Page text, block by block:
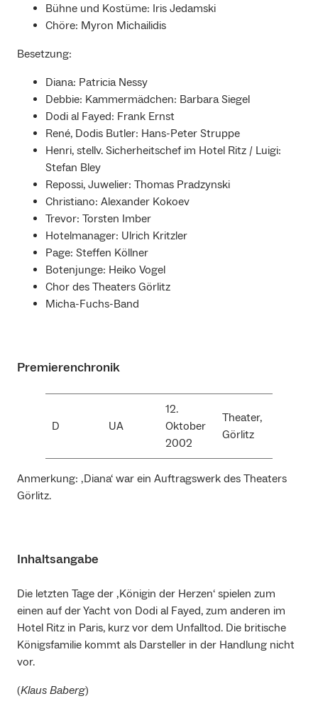
Bühne und Kostüme: Iris Jedamski
Chöre: Myron Michailidis
Besetzung:
Diana: Patricia Nessy
Debbie: Kammermädchen: Barbara Siegel
Dodi al Fayed: Frank Ernst
René, Dodis Butler: Hans-Peter Struppe
Henri, stellv. Sicherheitschef im Hotel Ritz / Luigi:
Stefan Bley
Repossi, Juwelier: Thomas Pradzynski
Christiano: Alexander Kokoev
Trevor: Torsten Imber
Hotelmanager: Ulrich Kritzler
Page: Steffen Köllner
Botenjunge: Heiko Vogel
Chor des Theaters Görlitz
Micha-Fuchs-Band
Premierenchronik
D UA
12.
Oktober
2002
Theater,
Görlitz
Anmerkung: ‚Diana‘ war ein Auftragswerk des Theaters
Görlitz.
Inhaltsangabe
Die letzten Tage der ‚Königin der Herzen‘ spielen zum
einen auf der Yacht von Dodi al Fayed, zum anderen im
Hotel Ritz in Paris, kurz vor dem Unfalltod. Die britische
Königsfamilie kommt als Darsteller in der Handlung nicht
vor.
(Klaus Baberg)